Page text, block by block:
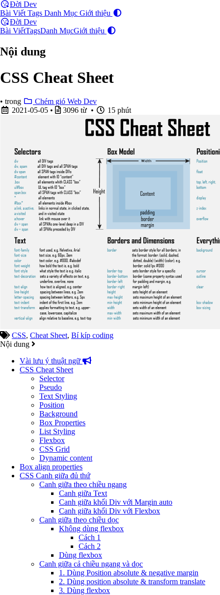
Đời Dev
Bài Viết Tags Danh Mục Giới thiệu
Đời Dev
Bài ViếtTagsDanh MụcGiới thiệu
Nội dung
CSS Cheat Sheet
• trong
Chém gió Web Dev
2021-05-05 • 3096 từ • 15 phút
CSS, Cheat Sheet, Bí kíp coding
Nội dung
Vài lưu ý thuật ngữ
CSS Cheat Sheet
Selector
Pseudo
Text Styling
Position
Background
Box Properties
List Styling
Flexbox
CSS Grid
Dynamic content
Box align properties
CSS Canh giữa đủ thứ
Canh giữa theo chiều ngang
Canh giữa Text
Canh giữa khối Div với Margin auto
Canh giữa khối Div với Flexbox
Canh giữa theo chiều dọc
Không dùng flexbox
Cách 1
Cách 2
Dùng flexbox
Canh giữa cả chiều ngang và dọc
1. Dùng Position absolute & negative margin
2. Dùng position absolute & transform translate
3. Dùng flexbox